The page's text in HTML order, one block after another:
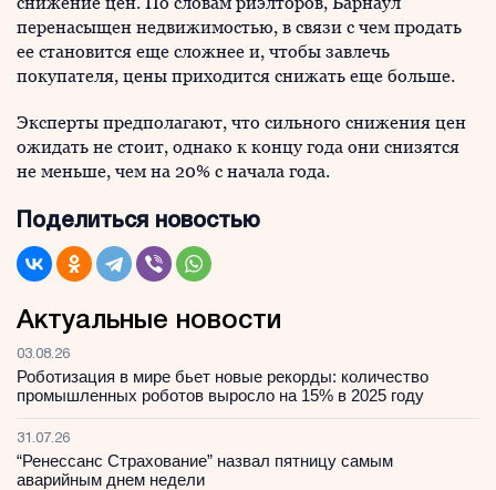
перенасыщен недвижимостью, в связи с чем продать
ее становится еще сложнее и, чтобы завлечь
покупателя, цены приходится снижать еще больше.
Эксперты предполагают, что сильного снижения цен
ожидать не стоит, однако к концу года они снизятся
не меньше, чем на 20% с начала года.
Поделиться новостью
Актуальные новости
03.08.26
Роботизация в мире бьет новые рекорды: количество
промышленных роботов выросло на 15% в 2025 году
31.07.26
“Ренессанс Страхование” назвал пятницу самым
аварийным днем недели